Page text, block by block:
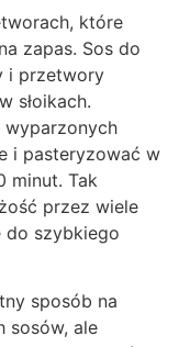
które
zapas. Sos do
i przetwory
słoikach.
i pasteryzować w
minut. Tak
przez wiele
do szybkiego
sposób na
sosów, ale